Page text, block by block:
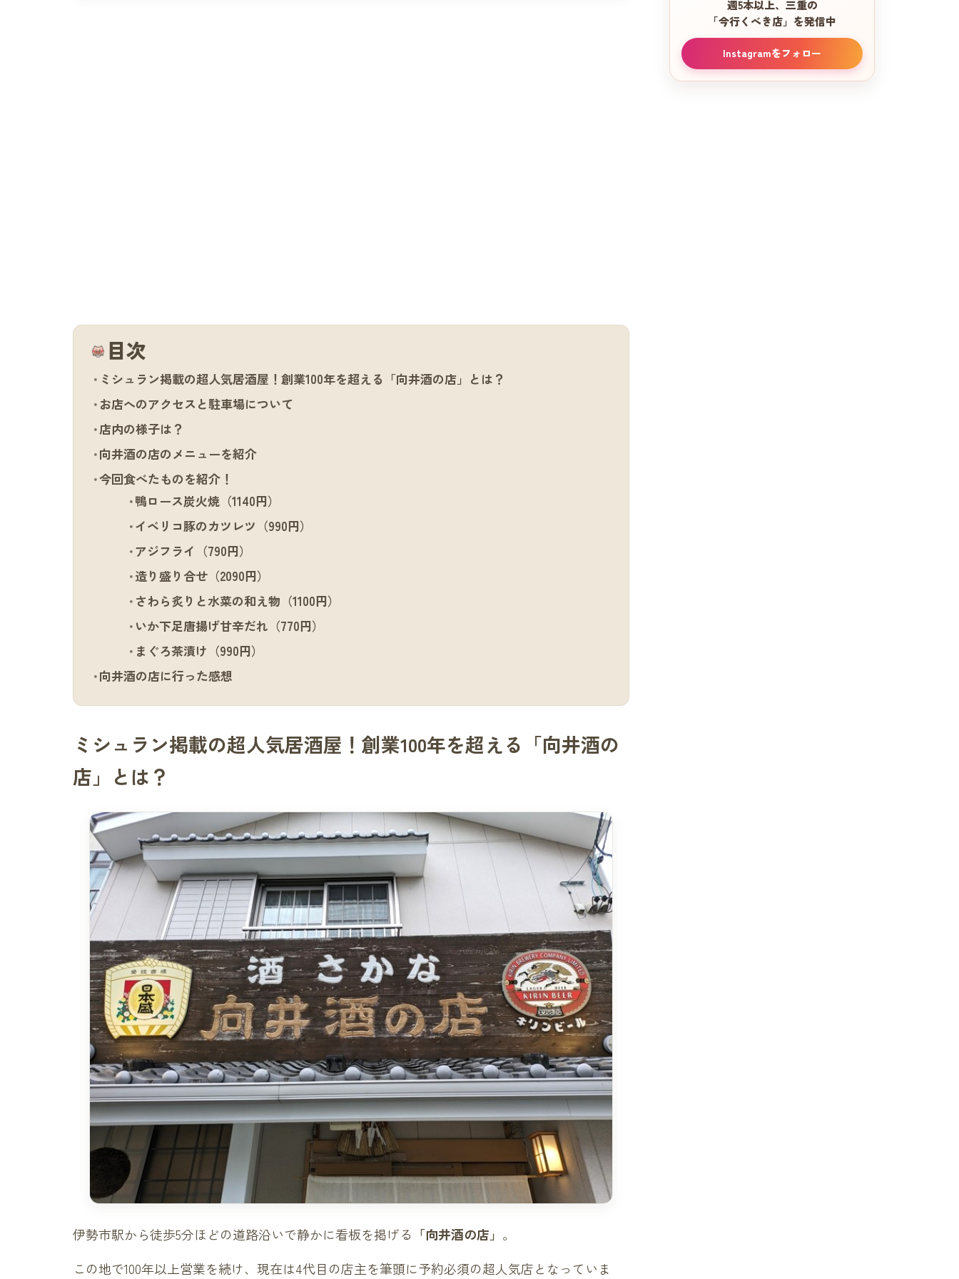
目次
ミシュラン掲載の超人気居酒屋！創業100年を超える「向井酒の店」とは？
お店へのアクセスと駐車場について
店内の様子は？
向井酒の店のメニューを紹介
今回食べたものを紹介！
鴨ロース炭火焼（1140円）
イベリコ豚のカツレツ（990円）
アジフライ（790円）
造り盛り合せ（2090円）
さわら炙りと水菜の和え物（1100円）
いか下足唐揚げ甘辛だれ（770円）
まぐろ茶漬け（990円）
向井酒の店に行った感想
ミシュラン掲載の超人気居酒屋！創業100年を超える「向井酒の
店」とは？
伊勢市駅から徒歩5分ほどの道路沿いで静かに看板を掲げる 「向井酒の店」 。
この地で100年以上営業を続け、現在は4代目の店主を筆頭に予約必須の超人気店となっていま
週5本以上、三重の
「今行くべき店」を発信中
Instagramをフォロー